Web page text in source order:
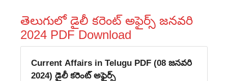
తెలుగులో డైలీ కరెంట్ అఫైర్స్ జనవరి
2024 PDF Download
Current Affairs in Telugu PDF (08 జనవరి
2024) డైలీ క‌రెంట్ అఫైర్స్